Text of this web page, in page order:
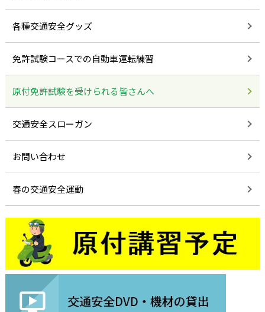
各種交通安全グッズ
免許試験コースでの自動車運転練習
原付免許試験を受けられる皆さんへ
交通安全スローガン
お問い合わせ
春の交通安全運動